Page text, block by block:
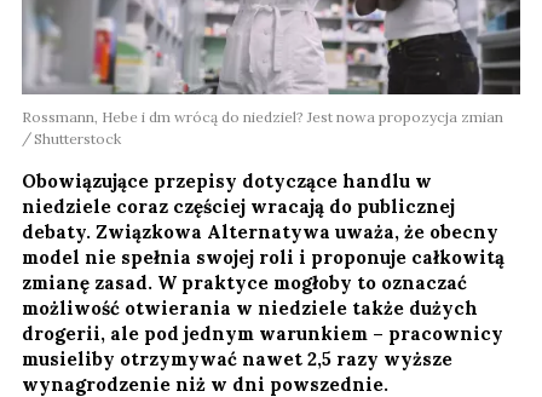
Rossmann, Hebe i dm wrócą do niedziel? Jest nowa propozycja zmian
Shutterstock
Obowiązujące przepisy dotyczące handlu w
niedziele coraz częściej wracają do publicznej
debaty. Związkowa Alternatywa uważa, że obecny
model nie spełnia swojej roli i proponuje całkowitą
zmianę zasad. W praktyce mogłoby to oznaczać
możliwość otwierania w niedziele także dużych
drogerii, ale pod jednym warunkiem – pracownicy
musieliby otrzymywać nawet 2,5 razy wyższe
wynagrodzenie niż w dni powszednie.